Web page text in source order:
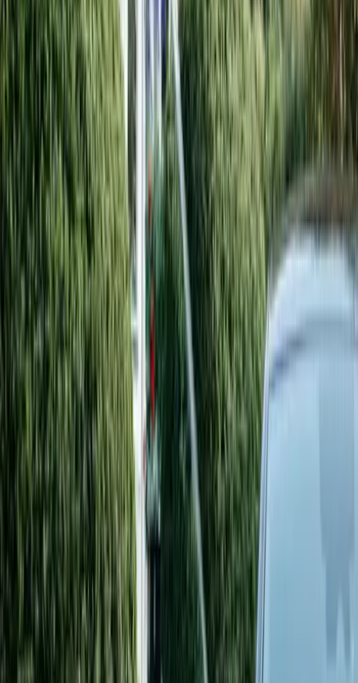
07 MAJ 2026 Medarbetare
Pär Hindevall, Regionssäljare
Pär Hindevall är regionssäljare på Kopernicus och den som
många kunder i södra Sverige möter först när de börjar
utforska solceller och batterilager.
Läs mer
Läs mer om Pär Hindevall, Regionssäljare